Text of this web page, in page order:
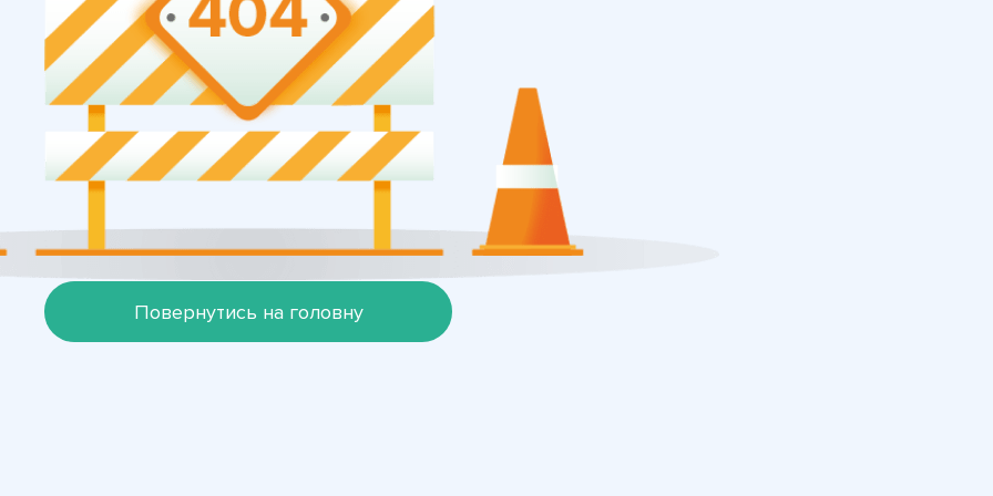
Повернутись на головну